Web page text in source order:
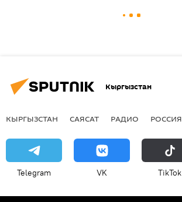
Кыргызстан
КЫРГЫЗСТАН САЯСАТ РАДИО РОССИЯ
Telegram VK ТikТоk